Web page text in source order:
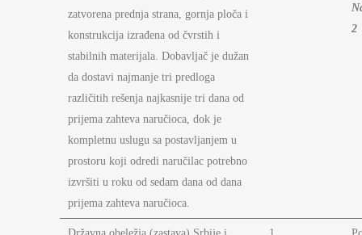
zatvorena prednja strana, gornja ploča i
konstrukcija izrađena od čvrstih i
stabilnih materijala. Dobavljač je dužan
da dostavi najmanje tri predloga
različitih rešenja najkasnije tri dana od
prijema zahteva naručioca, dok je
kompletnu uslugu sa postavljanjem u
prostoru koji odredi naručilac potrebno
izvršiti u roku od sedam dana od dana
prijema zahteva naručioca.
2